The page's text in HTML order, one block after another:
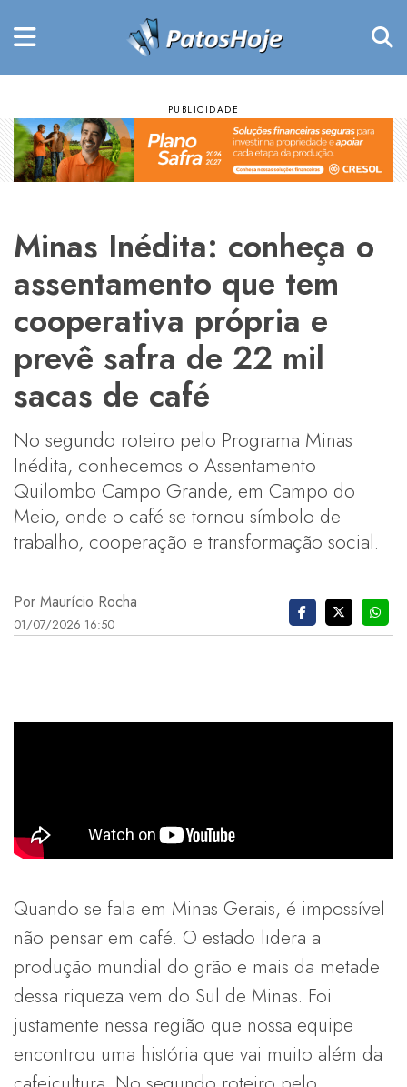
Minas Inédita: conheça o
assentamento que tem
cooperativa própria e
prevê safra de 22 mil
sacas de café
No segundo roteiro pelo Programa Minas
Inédita, conhecemos o Assentamento
Quilombo Campo Grande, em Campo do
Meio, onde o café se tornou símbolo de
trabalho, cooperação e transformação social.
Por Maurício Rocha
01/07/2026 16:50
Quando se fala em Minas Gerais, é impossível
não pensar em café. O estado lidera a
produção mundial do grão e mais da metade
dessa riqueza vem do Sul de Minas. Foi
justamente nessa região que nossa equipe
encontrou uma história que vai muito além da